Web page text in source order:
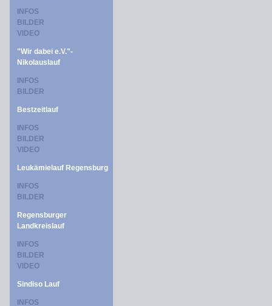
INFOS
BILDER
VIDEO
"Wir dabei e.V."-
Nikolauslauf
INFOS
BILDER
Bestzeitlauf
INFOS
BILDER
VIDEO
Leukämielauf Regensburg
INFOS
BILDER
Regensburger
Landkreislauf
INFOS
BILDER
VIDEO
Sindiso Lauf
INFOS